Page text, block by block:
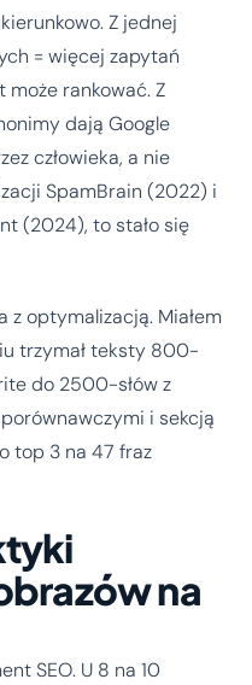
Z jednej
= więcej zapytań
może rankować. Z
dają Google
człowieka, a nie
SpamBrain (2022) i
(2024), to stało się
optymalizacją. Miałem
trzymał teksty 800-
do 2500-słów z
i sekcją
top 3 na 47 fraz
na
SEO. U 8 na 10